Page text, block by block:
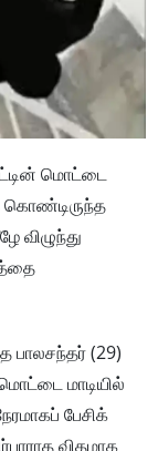
மொட்டை
கொண்டிருந்த
விழுந்து
பாலசந்தர் (29)
மாடியில்
பேசிக்
விதமாக